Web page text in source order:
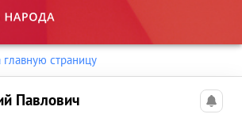
главную страницу
Павлович